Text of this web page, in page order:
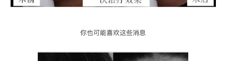
你也可能喜欢这些消息